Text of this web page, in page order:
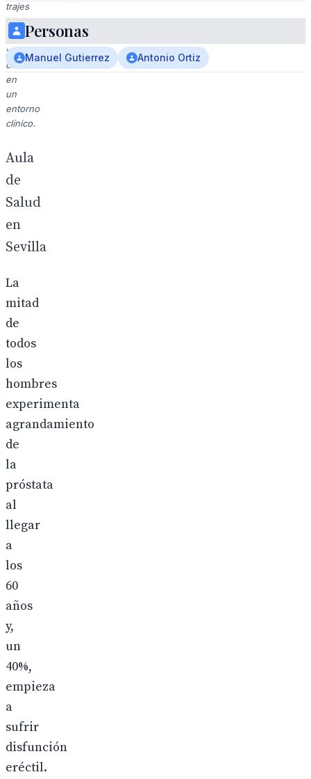
trajes
blancos
sonrientes
y
confiados
en
un
entorno
clínico.
Aula
de
Salud
en
Sevilla
La
mitad
de
todos
los
hombres
experimenta
agrandamiento
de
la
próstata
al
llegar
a
los
60
años
y,
un
40%,
empieza
a
sufrir
disfunción
eréctil.
Personas
Manuel Gutierrez Antonio Ortiz